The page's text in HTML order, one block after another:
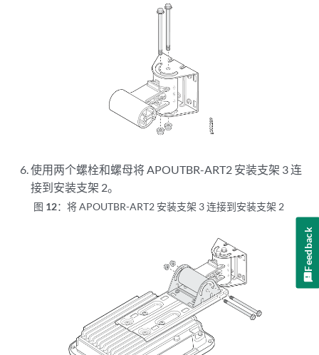
使用两个螺栓和螺母将 APOUTBR-ART2 安装支架 3 连
接到安装支架 2。
图 12：将 APOUTBR-ART2 安装支架 3 连接到安装支架 2
Feedback